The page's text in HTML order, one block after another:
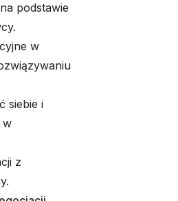
podstawie
w
siebie i
w
z